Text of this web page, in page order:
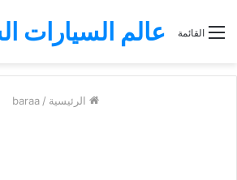
عالم السيارات القائمة
الرئيسية /
baraa